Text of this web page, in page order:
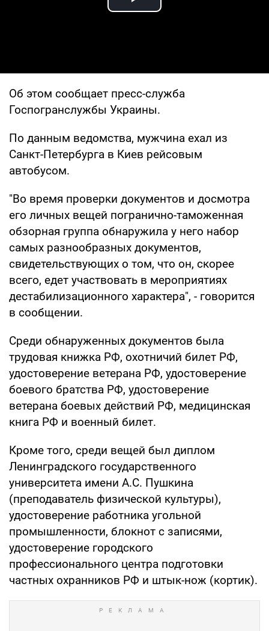
Play Video
Об этом сообщает пресс-служба
Госпогранслужбы Украины.
По данным ведомства, мужчина ехал из
Санкт-Петербурга в Киев рейсовым
автобусом.
"Во время проверки документов и досмотра
его личных вещей погранично-таможенная
обзорная группа обнаружила у него набор
самых разнообразных документов,
свидетельствующих о том, что он, скорее
всего, едет участвовать в мероприятиях
дестабилизационного характера", - говорится
в сообщении.
Среди обнаруженных документов была
трудовая книжка РФ, охотничий билет РФ,
удостоверение ветерана РФ, удостоверение
боевого братства РФ, удостоверение
ветерана боевых действий РФ, медицинская
книга РФ и военный билет.
Кроме того, среди вещей был диплом
Ленинградского государственного
университета имени А.С. Пушкина
(преподаватель физической культуры),
удостоверение работника угольной
промышленности, блокнот с записями,
удостоверение городского
профессионального центра подготовки
частных охранников РФ и штык-нож (кортик).